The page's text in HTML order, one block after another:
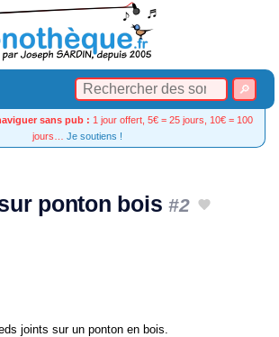
sans pub : 1 jour offert, 5€ = 25 jours, 10€ = 100
jours… Je soutiens !
ponton bois#2
joints sur un ponton en bois.